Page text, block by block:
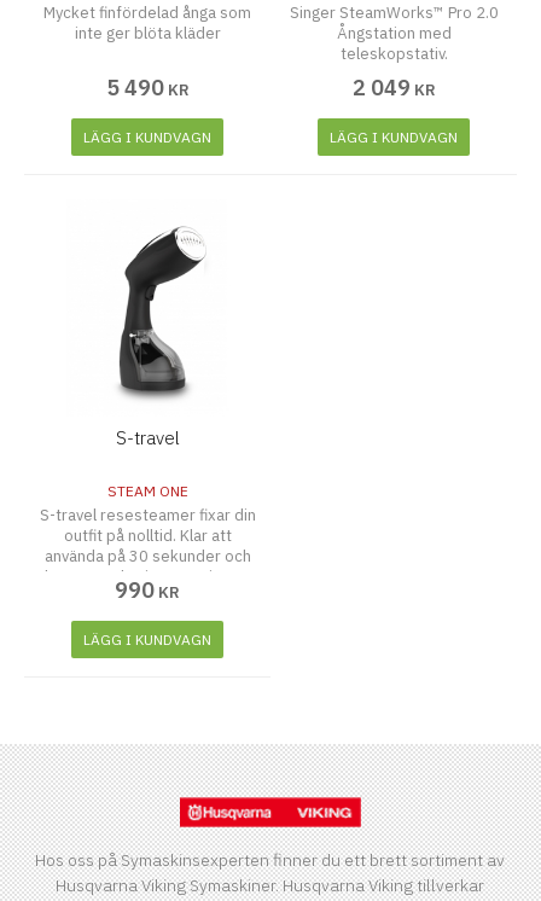
Mycket finfördelad ånga som
inte ger blöta kläder
5 490 KR
LÄGG I KUNDVAGN
Singer SteamWorks™ Pro 2.0
Ångstation med
teleskopstativ.
2 049 KR
LÄGG I KUNDVAGN
S-travel
STEAM ONE
S-travel resesteamer fixar din
outfit på nolltid. Klar att
använda på 30 sekunder och
kan användas i ca 20 minuter
utan påfyllning
990 KR
LÄGG I KUNDVAGN
Hos oss på Symaskinsexperten finner du ett brett sortiment av
Husqvarna Viking Symaskiner. Husqvarna Viking tillverkar